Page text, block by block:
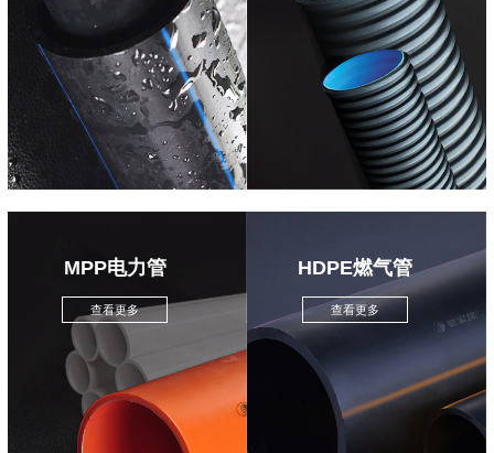
MPP电力管
查看更多
HDPE燃气管
查看更多